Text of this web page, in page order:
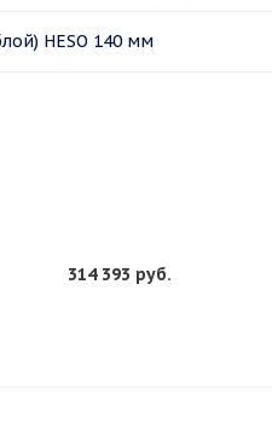
HESO 140 мм
314 393 руб.